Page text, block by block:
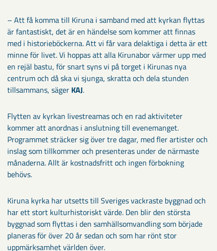
– Att få komma till Kiruna i samband med att kyrkan flyttas
är fantastiskt, det är en händelse som kommer att finnas
med i historieböckerna. Att vi får vara delaktiga i detta är ett
minne för livet. Vi hoppas att alla Kirunabor värmer upp med
en rejäl bastu, för snart syns vi på torget i Kirunas nya
centrum och då ska vi sjunga, skratta och dela stunden
tillsammans, säger KAJ.
Flytten av kyrkan livestreamas och en rad aktiviteter
kommer att anordnas i anslutning till evenemanget.
Programmet sträcker sig över tre dagar, med fler artister och
inslag som tillkommer och presenteras under de närmaste
månaderna. Allt är kostnadsfritt och ingen förbokning
behövs.
Kiruna kyrka har utsetts till Sveriges vackraste byggnad och
har ett stort kulturhistoriskt värde. Den blir den största
byggnad som flyttas i den samhällsomvandling som började
planeras för över 20 år sedan och som har rönt stor
uppmärksamhet världen över.